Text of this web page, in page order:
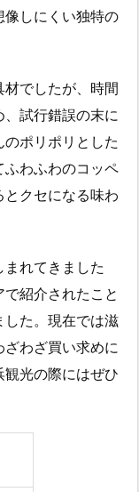
しにくい独特の
でしたが、時間
試行錯誤の末に
ポリポリとした
わふわのコッペ
クセになる味わ
れてきました
紹介されたこと
した。現在では滋
わざ買い求めに
光の際にはぜひ